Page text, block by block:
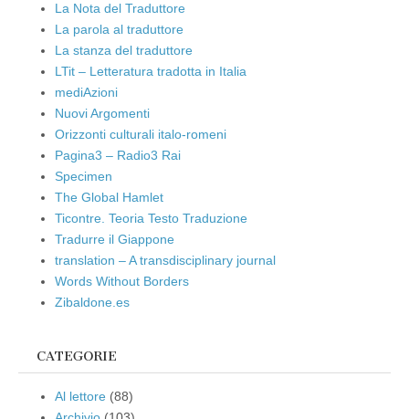
La Nota del Traduttore
La parola al traduttore
La stanza del traduttore
LTit – Letteratura tradotta in Italia
mediAzioni
Nuovi Argomenti
Orizzonti culturali italo-romeni
Pagina3 – Radio3 Rai
Specimen
The Global Hamlet
Ticontre. Teoria Testo Traduzione
Tradurre il Giappone
translation – A transdisciplinary journal
Words Without Borders
Zibaldone.es
CATEGORIE
Al lettore (88)